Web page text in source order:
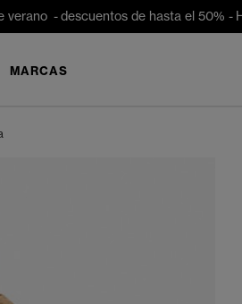
verano - descuentos de hasta el 50% -
MARCAS